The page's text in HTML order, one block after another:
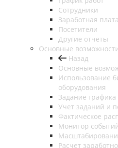
Сотрудники
Заработная плата
Посетители
Другие отчеты
Основные
Назад
Основные
Использование
оборудования
Задание графика
Учет заданий и
Фактическое
Монитор
Расчет